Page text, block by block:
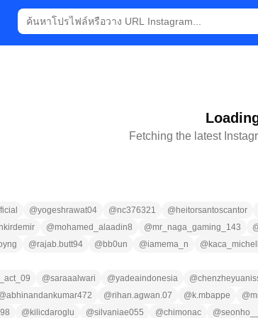
Fetching the latest
@yogeshrawat04 @nc376321 @ heitorsantoscantor
@mohamed_alaadin8 @mr_naga_gaming_143
@rajab.butt94 @ bb0un @iamema_n @
@saraaalwari @yadeaindonesia @
abhinandankumar472 @rihan.agwan.07 @ k.mbappe @
@ kilicdaroglu @silvaniae055 @chimonac @